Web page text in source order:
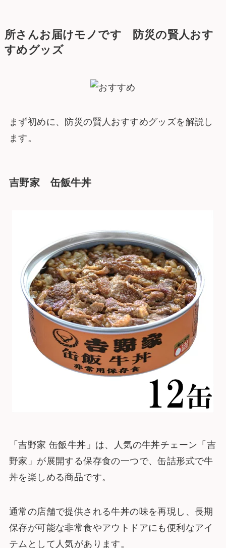
所さんお届けモノです 防災の賢人おす
すめグッズ
まず初めに、防災の賢人おすすめグッズを解説し
ます。
吉野家 缶飯牛丼
「吉野家 缶飯牛丼」は、人気の牛丼チェーン「吉
野家」が展開する保存食の一つで、缶詰形式で牛
丼を楽しめる商品です。
通常の店舗で提供される牛丼の味を再現し、長期
保存が可能な非常食やアウトドアにも便利なアイ
テムとして人気があります。